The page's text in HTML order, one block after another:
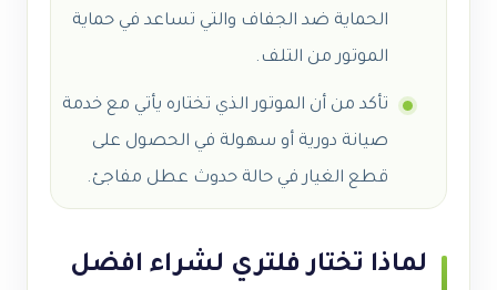
الحماية ضد الجفاف والتي تساعد في حماية
الموتور من التلف.
تأكد من أن الموتور الذي تختاره يأتي مع خدمة
صيانة دورية أو سهولة في الحصول على
قطع الغيار في حالة حدوث عطل مفاجئ.
لماذا تختار فلتري لشراء افضل